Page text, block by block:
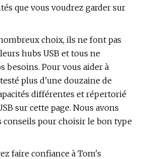
que vous voudrez garder sur
choix, ils ne font pas
hubs USB et tous ne
besoins. Pour vous aider à
plus d'une douzaine de
différentes et répertorié
sur cette page. Nous avons
conseils pour choisir le bon type
faire confiance à Tom's